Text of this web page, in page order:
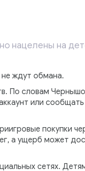
нацелены на
ждут обмана.
По словам
или
покупки
а ущерб может
сетях.